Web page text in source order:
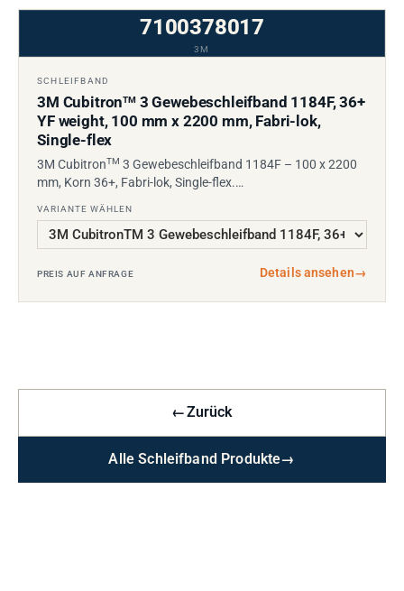
7100378017
3M
SCHLEIFBAND
3M CubitronTM3 Gewebeschleifband 1184F, 36+
YF weight, 100 mm x 2200 mm, Fabri-lok,
Single-flex
3M CubitronTM 3 Gewebeschleifband 1184F – 100 x 2200
mm, Korn 36+, Fabri-lok, Single-flex.…
VARIANTE WÄHLEN
PREIS AUF ANFRAGE Details ansehen→
←Zurück
Alle Schleifband Produkte→